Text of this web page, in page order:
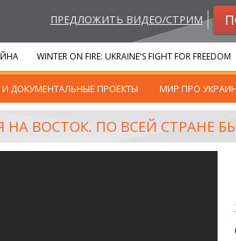
ПРЕДЛОЖИТЬ ВИДЕО/СТРИМ
ДОКУМЕНТАЛЬНЫЕ ПРОЕКТЫ МИР ПРО
WINTER ON FIRE: UKRAINE'S FIGHT FOR FREEDOM